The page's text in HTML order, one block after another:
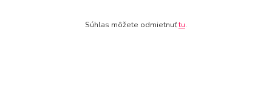
Súhlas môžete odmietnuťtu.